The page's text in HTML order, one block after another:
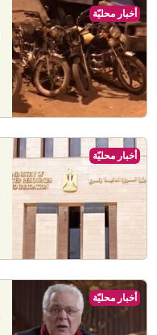
أخبار محليّة
أخبار محليّة
أخبار محليّة